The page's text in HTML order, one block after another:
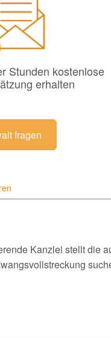
Stunden kostenlose
erhalten
fragen
Kanzlei stellt die